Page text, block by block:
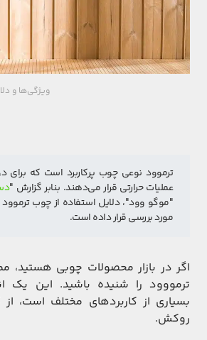
ویژگی‌ها و
عملیات حرارتی قرار می‌دهند. بنابر گزارش "
مورد بررسی قرار داده است.
اگر در بازار محصولات چوبی
ترمووود را شنیده باشید. این یک
بسیاری از کاربردهای مختلف است،
روکش.